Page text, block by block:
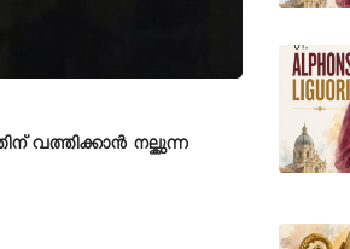
വത്തിക്കാൻ നല്കുന്ന